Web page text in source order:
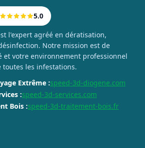
5.0
l'expert agréé en dératisation,
Notre mission est de
et votre environnement professionnel
les infestations.
Extrême :speed-3d-diogene.com
:speed-3d-services.com
Bois :speed-3d-traitement-bois.fr